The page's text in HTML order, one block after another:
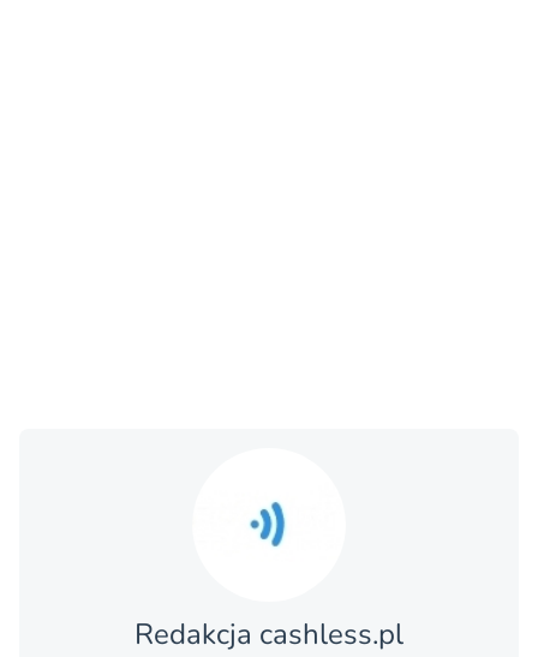
Redakcja cashless.pl